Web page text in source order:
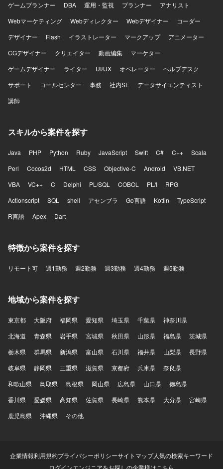
ゲームプランナー
DBA 運用・監視 プランナー
アナリスト
Webマーケティング
Webディレクター Webデザイナー
コーダー
デザイナー
Flash イラストレーター マークアップ
アニメーター
CGデザイナー
クリエイター 動画編集
マーケター
ゲームデザイナー
ライター UI/UX オペレーター
ヘルプデスク
サポート
コールセンター 事務 社内SE
データサイエンティスト
講師
スキルから案件を探す
Java PHP Python Ruby JavaScript Swift C# C++
Scala
Perl
Cocos2d HTML CSS Objective-C Android
VB.NET
VBA
VC++ C Delphi PL/SQL COBOL PL/I
RPG
Actionscript
SQL shell アセンブラ Go言語 Kotlin
TypeScript
R言語
Apex Dart
特徴から案件を探す
リモート可 週1勤務 週2勤務 週3勤務 週4勤務 週5勤務
地域から案件を探す
東京都 大阪府 福岡県 愛知県 埼玉県 千葉県
神奈川県
北海道
青森県 岩手県 宮城県 秋田県 山形県 福島県
茨城県
栃木県
群馬県 新潟県 富山県 石川県 福井県 山梨県
長野県
岐阜県
静岡県 三重県 滋賀県 京都府 兵庫県
奈良県
和歌山県
鳥取県 島根県 岡山県 広島県 山口県
徳島県
香川県
愛媛県 高知県 佐賀県 長崎県 熊本県 大分県
宮崎県
鹿児島県
沖縄県 その他
企業情報利用規約プライバシーポリシーサイトマップ人気の検索キーワード
ログインエンジニアをお探しの企業様はこちら